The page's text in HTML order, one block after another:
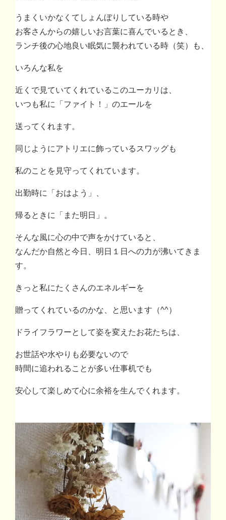
うまくいかなくてしょんぼりしている時や
お客さんからの嬉しいお言葉に喜んでいるとき、
ランチ後の心地良い眠気に襲われている時（笑）も、
いろんな私を
近くで見ていてくれているこのユーカリは、
いつも私に「ファイト！」のエールを
送ってくれます。
同じようにアトリエに飾っているスワッグも
私のことを見守ってくれています。
出勤時に「おはよう」、
帰るときに「また明日」。
そんな風に心の中で声をかけていると、
なんだか自然と今日、明日１日への力が沸いてきま
す。
きっと私にたくさんのエネルギーを
贈ってくれているのかな、と思います（^^）
ドライフラワーとして姿を変えたお花たちは、
お世話や水やりも必要ないので
時間に追われることが多い仕事机でも
安心して楽しめて心に余裕を生んでくれます。